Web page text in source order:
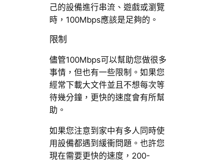
己的設備進行串流、遊戲或瀏覽
時，100Mbps應該是足夠的。
限制
儘管100Mbps可以幫助您做很多
事情，但也有一些限制。如果您
經常下載大文件並且不想每次等
待幾分鐘，更快的速度會有所幫
助。
如果您注意到家中有多人同時使
用設備都遇到緩衝問題。也許您
現在需要更快的速度，200-